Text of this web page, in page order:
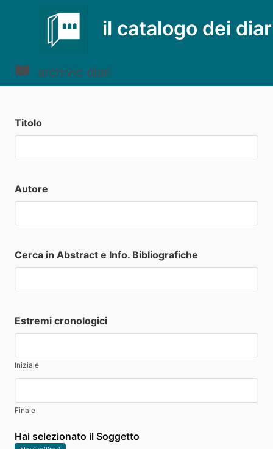
il catalogo dei
archivio diari
Titolo
Autore
Cerca in Abstract e Info. Bibliografiche
Estremi cronologici
Iniziale
Finale
Hai selezionato il Soggetto